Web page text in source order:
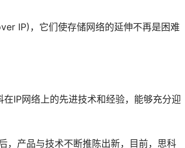
IP)，它们使存储网络的延伸不再是困难
IP网络上的先进技术和经验，能够充分迎
产品与技术不断推陈出新，目前，思科